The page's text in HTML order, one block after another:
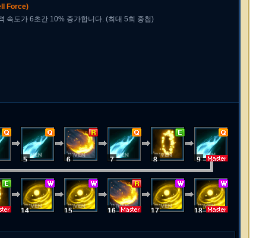
Force)
속도가 6초간 10% 증가합니다. (최대 5회 중첩)
5 6 7 8 9
14 15 16 17
18